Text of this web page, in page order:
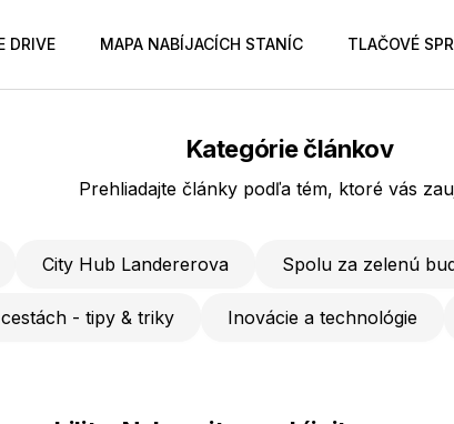
DRIVE MAPA NABÍJACÍCH STANÍC TLAČOVÉ
Kategórie článkov
Prehliadajte články podľa tém, ktoré vás
City Hub Landererova Spolu za zelenú
- tipy & triky Inovácie a technológie